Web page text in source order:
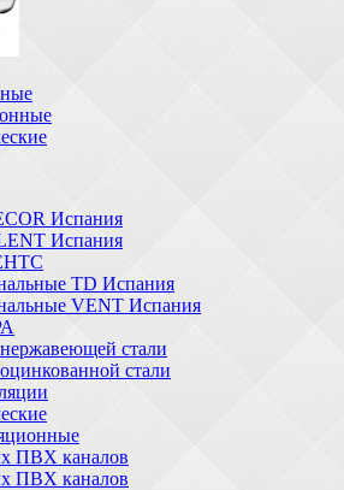
Испания
Испания
TD Испания
VENT Испания
стали
стали
ПВХ каналов
ПВХ каналов